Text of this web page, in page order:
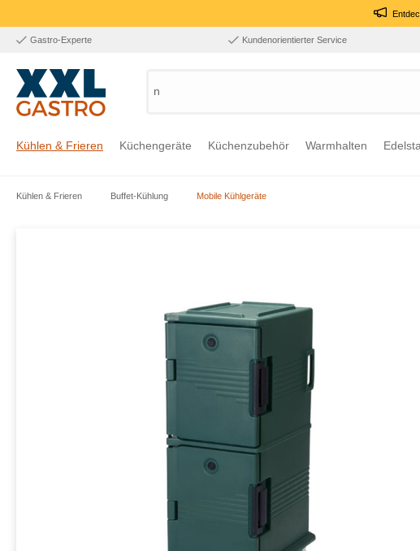
Gastro-Experte Kundenorientierter Service
nach
Kühlen & Frieren Küchengeräte Küchenzubehör Warmhalten
Kühlen & Frieren Buffet-Kühlung Mobile Kühlgeräte